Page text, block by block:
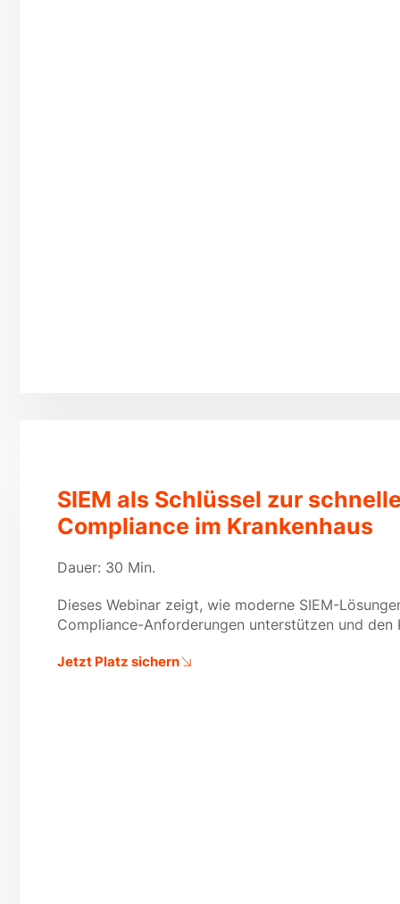
SIEM als Schlüssel zur
Compliance im Krankenhaus
Dauer: 30 Min.
Dieses Webinar zeigt, wie moderne SIEM-
Compliance-Anforderungen unterstützen und
Jetzt Platz sichern